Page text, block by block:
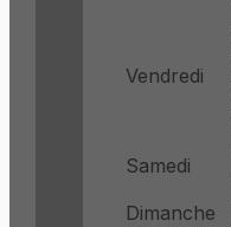
Vendredi
Samedi
Dimanche